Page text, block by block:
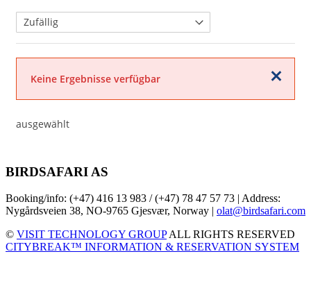
Schließen
Keine Ergebnisse verfügbar
ausgewählt
BIRDSAFARI AS
Booking/info: (+47) 416 13 983 / (+47) 78 47 57 73 | Address:
Nygårdsveien 38, NO-9765 Gjesvær, Norway | olat@birdsafari.com
© VISIT TECHNOLOGY GROUPALL RIGHTS RESERVED
CITYBREAK™ INFORMATION & RESERVATION SYSTEM